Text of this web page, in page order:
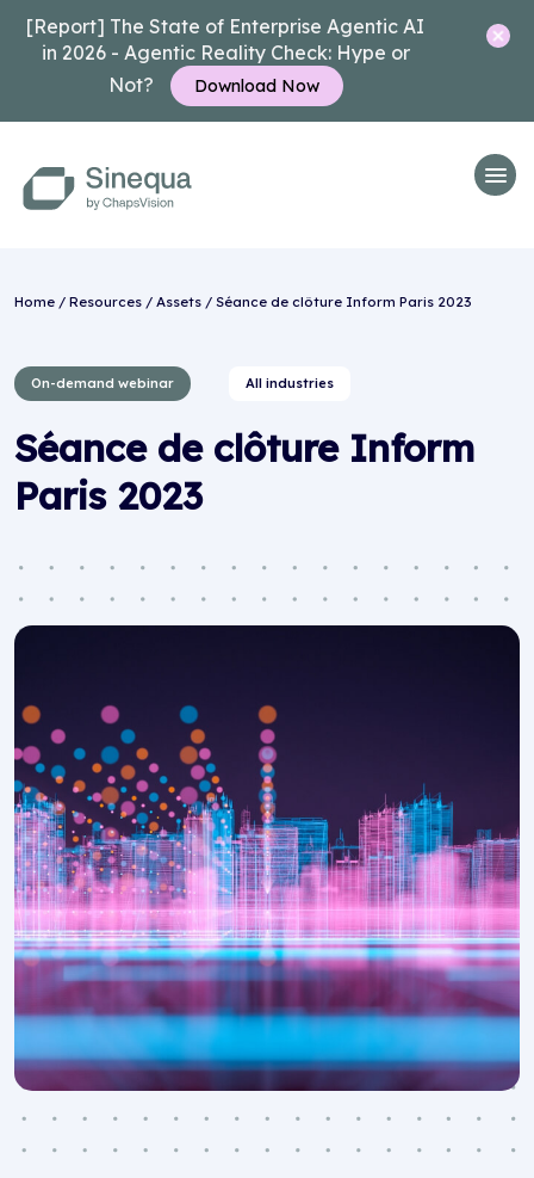
[Report] The State of Enterprise Agentic AI
in 2026 - Agentic Reality Check: Hype or
Not?
Download Now
Home / Resources / Assets / Séance de clôture Inform Paris 2023
On-demand webinar All industries
Séance de clôture Inform
Paris 2023